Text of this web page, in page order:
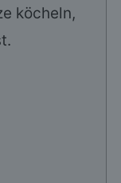
köcheln,